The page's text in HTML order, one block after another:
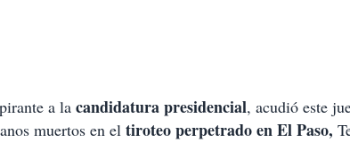
a la candidatura presidencial, acudió este
muertos en el tiroteo perpetrado en El Paso,